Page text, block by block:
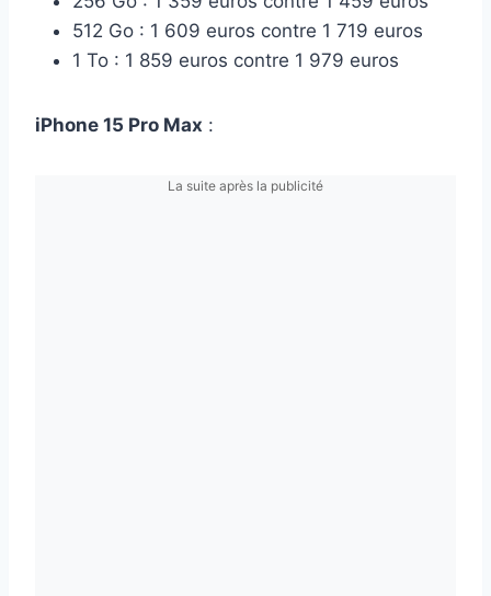
512 Go : 1 609 euros contre 1 719 euros
1 To : 1 859 euros contre 1 979 euros
iPhone 15 Pro Max :
La suite après la publicité